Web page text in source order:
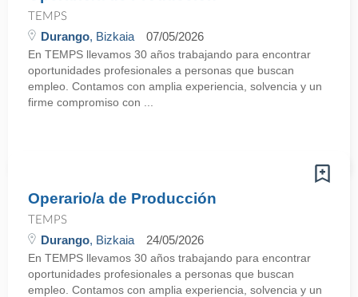
TEMPS
Durango, Bizkaia 07/05/2026
En TEMPS llevamos 30 años trabajando para encontrar
oportunidades profesionales a personas que buscan
empleo. Contamos con amplia experiencia, solvencia y un
firme compromiso con ...
Operario/a de Producción
TEMPS
Durango, Bizkaia 24/05/2026
En TEMPS llevamos 30 años trabajando para encontrar
oportunidades profesionales a personas que buscan
empleo. Contamos con amplia experiencia, solvencia y un